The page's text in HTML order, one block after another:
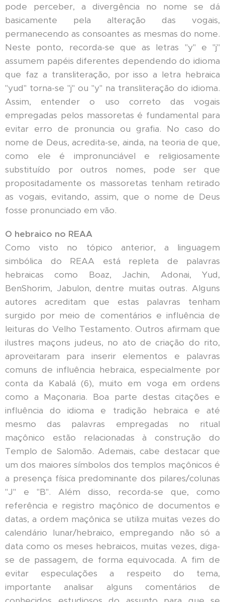
pode perceber, a divergência no nome se dá
basicamente pela alteração das vogais,
permanecendo as consoantes as mesmas do nome.
Neste ponto, recorda-se que as letras "y" e "j"
assumem papéis diferentes dependendo do idioma
que faz a transliteração, por isso a letra hebraica
"yud" torna-se "j" ou "y" na transliteração do idioma.
Assim, entender o uso correto das vogais
empregadas pelos massoretas é fundamental para
evitar erro de pronuncia ou grafia. No caso do
nome de Deus, acredita-se, ainda, na teoria de que,
como ele é impronunciável e religiosamente
substituído por outros nomes, pode ser que
propositadamente os massoretas tenham retirado
as vogais, evitando, assim, que o nome de Deus
fosse pronunciado em vão.
O hebraico no REAA
Como visto no tópico anterior, a linguagem
simbólica do REAA está repleta de palavras
hebraicas como Boaz, Jachin, Adonai, Yud,
BenShorim, Jabulon, dentre muitas outras. Alguns
autores acreditam que estas palavras tenham
surgido por meio de comentários e influência de
leituras do Velho Testamento. Outros afirmam que
ilustres maçons judeus, no ato de criação do rito,
aproveitaram para inserir elementos e palavras
comuns de influência hebraica, especialmente por
conta da Kabalá (6), muito em voga em ordens
como a Maçonaria. Boa parte destas citações e
influência do idioma e tradição hebraica e até
mesmo das palavras empregadas no ritual
maçônico estão relacionadas à construção do
Templo de Salomão. Ademais, cabe destacar que
um dos maiores símbolos dos templos maçônicos é
a presença física predominante dos pilares/colunas
"J" e "B". Além disso, recorda-se que, como
referência e registro maçônico de documentos e
datas, a ordem maçônica se utiliza muitas vezes do
calendário lunar/hebraico, empregando não só a
data como os meses hebraicos, muitas vezes, diga-
se de passagem, de forma equivocada. A fim de
evitar especulações a respeito do tema,
importante analisar alguns comentários de